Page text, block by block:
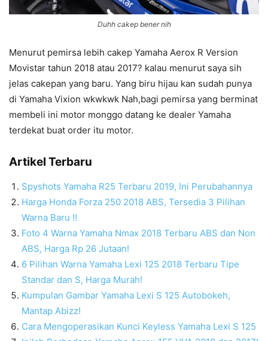
Duhh cakep bener nih
Menurut pemirsa lebih cakep Yamaha Aerox R Version
Movistar tahun 2018 atau 2017? kalau menurut saya sih
jelas cakepan yang baru. Yang biru hijau kan sudah punya
di Yamaha Vixion wkwkwk Nah,bagi pemirsa yang berminat
membeli ini motor monggo datang ke dealer Yamaha
terdekat buat order itu motor.
Artikel Terbaru
Spyshots Yamaha R25 Terbaru 2019, Ini Perubahannya
Harga Honda Forza 250 2018 ABS, Tersedia 3 Pilihan
Warna Baru !!
Foto 4 Warna Yamaha Nmax 2018 Terbaru ABS dan Non
ABS, Harga Rp 26 Jutaan!
6 Pilihan Warna Yamaha Lexi 125 2018 Terbaru Tipe
Standar dan S, Harga Murah!
Kumpulan Gambar Yamaha Lexi S 125 Autobokeh,
Mantap Abizz!
Cara Mengoperasikan Kunci Keyless Yamaha Lexi S 125